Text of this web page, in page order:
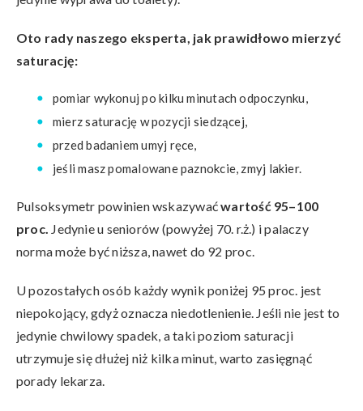
Oto rady naszego eksperta, jak prawidłowo mierzyć
saturację:
pomiar wykonuj po kilku minutach odpoczynku,
mierz saturację w pozycji siedzącej,
przed badaniem umyj ręce,
jeśli masz pomalowane paznokcie, zmyj lakier.
Pulsoksymetr powinien wskazywaćwartość 95–100
proc. Jedynie u seniorów (powyżej 70. r.ż.) i palaczy
norma może być niższa, nawet do 92 proc.
U pozostałych osób każdy wynik poniżej 95 proc. jest
niepokojący, gdyż oznacza niedotlenienie. Jeśli nie jest to
jedynie chwilowy spadek, a taki poziom saturacji
utrzymuje się dłużej niż kilka minut, warto zasięgnąć
porady lekarza.